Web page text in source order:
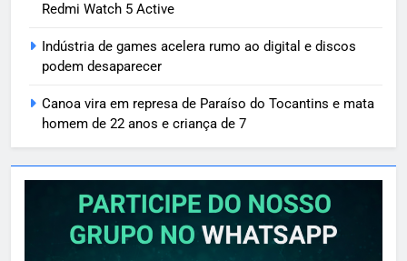
Redmi Watch 5 Active
Indústria de games acelera rumo ao digital e discos
podem desaparecer
Canoa vira em represa de Paraíso do Tocantins e mata
homem de 22 anos e criança de 7